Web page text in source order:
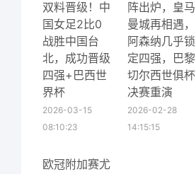
双料晋级！中
国女足2比0
战胜中国台
北，成功晋级
四强+巴西世
界杯
2026-03-15
08:10:23
阵出炉，皇马
曼城再相遇，
阿森纳几乎锁
定四强，巴黎
切尔西世俱杯
决赛重演
2026-02-28
14:15:15
欧冠附加赛尤